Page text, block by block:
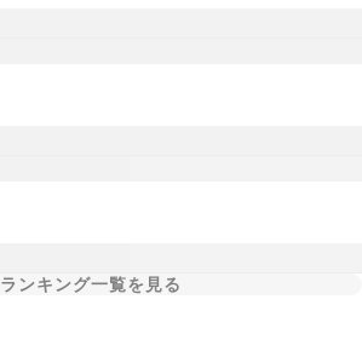
ランキング一覧を見る